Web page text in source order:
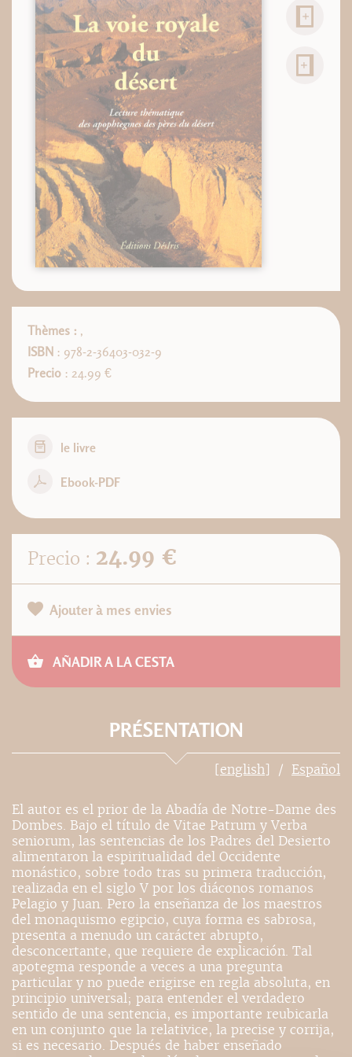
Thèmes : ,
ISBN : 978-2-36403-032-9
Precio : 24.99 €
le livre
Ebook-PDF
Precio : 24.99 €
Ajouter à mes envies
AÑADIR A LA CESTA
PRÉSENTATION
[english] Español
El autor es el prior de la Abadía de Notre-Dame des
Dombes. Bajo el título de Vitae Patrum y Verba
seniorum, las sentencias de los Padres del Desierto
alimentaron la espiritualidad del Occidente
monástico, sobre todo tras su primera traducción,
realizada en el siglo V por los diáconos romanos
Pelagio y Juan. Pero la enseñanza de los maestros
del monaquismo egipcio, cuya forma es sabrosa,
presenta a menudo un carácter abrupto,
desconcertante, que requiere de explicación. Tal
apotegma responde a veces a una pregunta
particular y no puede erigirse en regla absoluta, en
principio universal; para entender el verdadero
sentido de una sentencia, es importante reubicarla
en un conjunto que la relativice, la precise y corrija,
si es necesario. Después de haber enseñado